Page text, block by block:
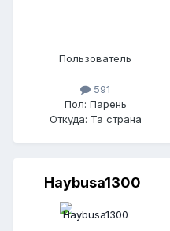
Пользователь
591
Пол: Парень
Откуда: Та страна
Haybusa1300